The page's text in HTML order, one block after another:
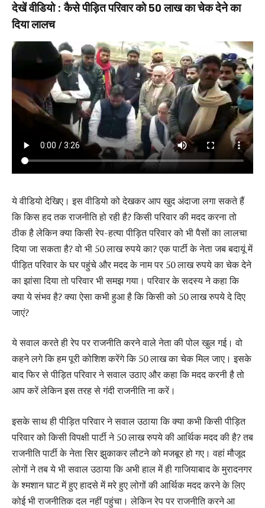
देखें वीडियो : कैसे पीड़ित परिवार को 50 लाख का चेक देने का
दिया लालच
ये वीडियो देखिए। इस वीडियो को देखकर आप खुद अंदाजा लगा सकते हैं
कि किस हद तक राजनीति हो रही है? किसी परिवार की मदद करना तो
ठीक है लेकिन क्या किसी रेप-हत्या पीड़ित परिवार को भी पैसों का लालचा
दिया जा सकता है? वो भी 50 लाख रुपये का? एक पार्टी के नेता जब बदायूं में
पीड़ित परिवार के घर पहुंचे और मदद के नाम पर 50 लाख रुपये का चेक देने
का झांसा दिया तो परिवार भी समझ गया। परिवार के सदस्य ने कहा कि
क्या ये संभव है? क्या ऐसा कभी हुआ है कि किसी को 50 लाख रुपये दे दिए
जाएं?
ये सवाल करते ही रेप पर राजनीति करने वाले नेता की पोल खुल गई। वो
कहने लगे कि हम पूरी कोशिश करेंगे कि 50 लाख का चेक मिल जाए। इसके
बाद फिर से पीड़ित परिवार ने सवाल उठाए और कहा कि मदद करनी है तो
आप करें लेकिन इस तरह से गंदी राजनीति ना करें।
इसके साथ ही पीड़ित परिवार ने सवाल उठाया कि क्या कभी किसी पीड़ित
परिवार को किसी विपक्षी पार्टी ने 50 लाख रुपये की आर्थिक मदद की है? तब
राजनीति पार्टी के नेता सिर झुकाकर लौटने को मजबूर हो गए। वहां मौजूद
लोगों ने तब ये भी सवाल उठाया कि अभी हाल में ही गाजियाबाद के मुरादनगर
के श्मशान घाट में हुए हादसे में मरे हुए लोगों की आर्थिक मदद करने के लिए
कोई भी राजनीतिक दल नहीं पहुंचा। लेकिन रेप पर राजनीति करने आ